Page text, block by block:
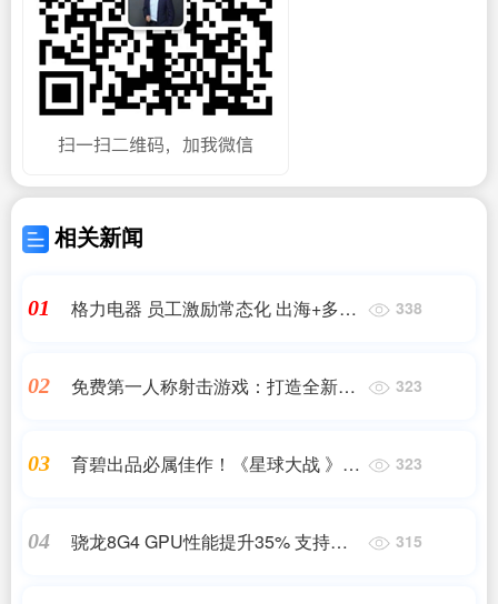
相关新闻
01
格力电器 员工激励常态化 出海+多元
338
02
免费第一人称射击游戏：打造全新游
323
03
育碧出品必属佳作！《星球大战 》：
323
04
骁龙8G4 GPU性能提升35% 支持原
315